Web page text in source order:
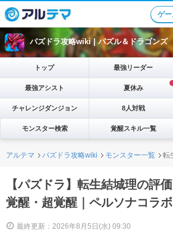
ゲ
パズドラ攻略wiki |パズル＆ドラゴンズ
トップ 最強リーダー
最強アシスト 夏休み
チャレンジダンジョン 8人対戦
モンスター検索 覚醒スキル一覧
アルテマ パズドラ攻略wiki モンスター一覧 転
【パズドラ】転生結城理の評
覚醒・超覚醒｜ペルソナコラボ
最終更新：2026年8月5日(水) 09:30